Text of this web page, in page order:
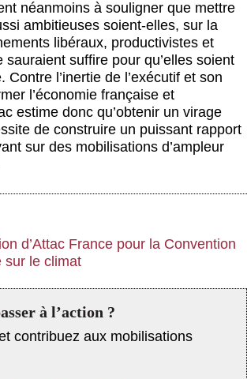
néanmoins à souligner que mettre
ambitieuses soient-elles, sur la
libéraux, productivistes et
sauraient suffire pour qu’elles soient
Contre l’inertie de l’exécutif et son
l’économie française et
estime donc qu’obtenir un virage
de construire un puissant rapport
sur des mobilisations d’ampleur
d’Attac France pour la Convention
sur le climat
à l’action ?
contribuez aux mobilisations